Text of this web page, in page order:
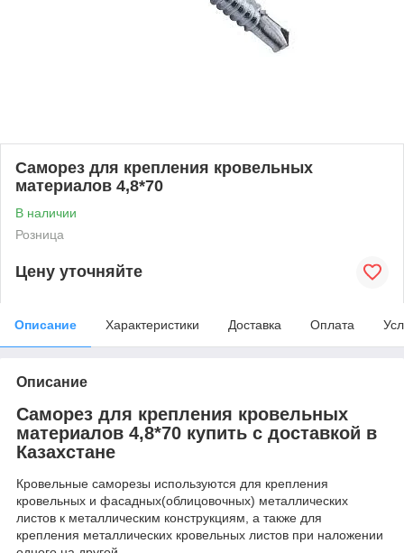
Саморез для крепления кровельных
материалов 4,8*70
В наличии
Розница
Цену уточняйте
Описание Характеристики Доставка Оплата
Описание
Саморез для крепления кровельных
материалов 4,8*70 купить с доставкой в
Казахстане
Кровельные саморезы используются для крепления
кровельных и фасадных(облицовочных) металлических
листов к металлическим конструкциям, а также для
крепления металлических кровельных листов при наложении